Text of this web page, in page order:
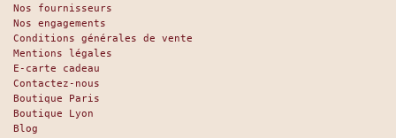
Nos fournisseurs
Nos engagements
Conditions générales de vente
Mentions légales
E-carte cadeau
Contactez-nous
Boutique Paris
Boutique Lyon
Blog